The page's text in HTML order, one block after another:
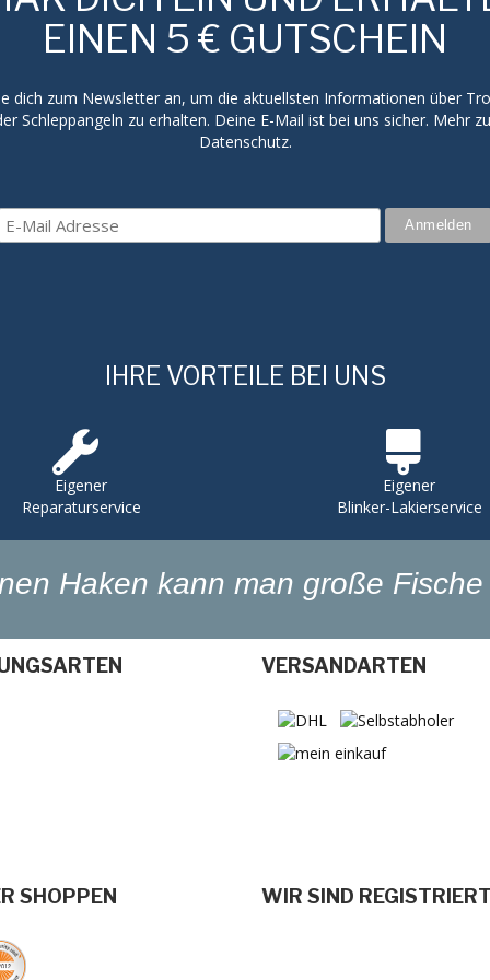
EINEN 5 € GUTSCHEIN
dich zum Newsletter an, um die aktuellsten Informationen über
Schleppangeln zu erhalten. Deine E-Mail ist bei uns sicher. Mehr
Datenschutz.
IHRE VORTEILE BEI UNS
Eigener
Reparaturservice
Eigener
Blinker-Lakierservice
Haken kann man große Fische
VERSANDARTEN
SHOPPEN WIR SIND